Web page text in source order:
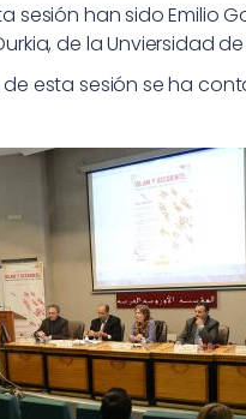
sesión han sido Emilio
de la Unviersidad
esta sesión se ha